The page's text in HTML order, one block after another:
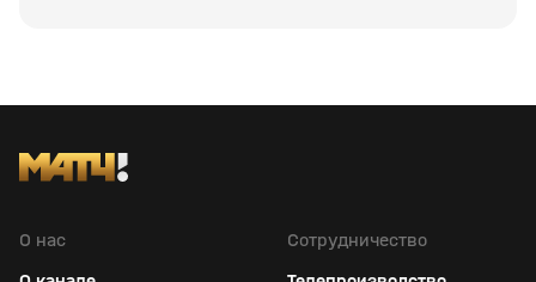
О нас
Сотрудничество